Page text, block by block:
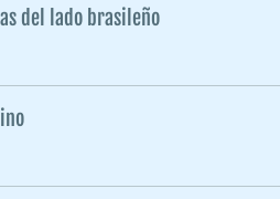
del lado brasileño